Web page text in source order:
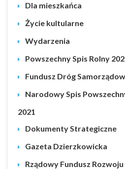
Dla mieszkańca
Życie kultularne
Wydarzenia
Powszechny Spis Rolny
Fundusz Dróg
Narodowy Spis
2021
Dokumenty Strategiczne
Gazeta Dzierzkowicka
Rządowy Fundusz